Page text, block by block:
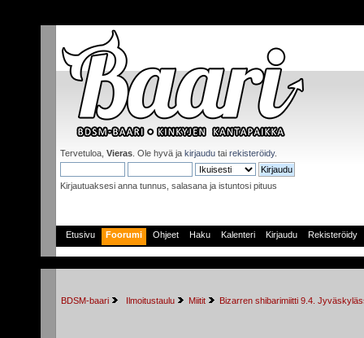
Tervetuloa, Vieras . Ole hyvä ja kirjaudu tai rekisteröidy.
Kirjautuaksesi anna tunnus, salasana ja istuntosi pituus
Etusivu Foorumi Ohjeet Haku Kalenteri Kirjaudu Rekisteröidy
BDSM-baari Ilmoitustaulu Miitit Bizarren shibarimiitti 9.4.